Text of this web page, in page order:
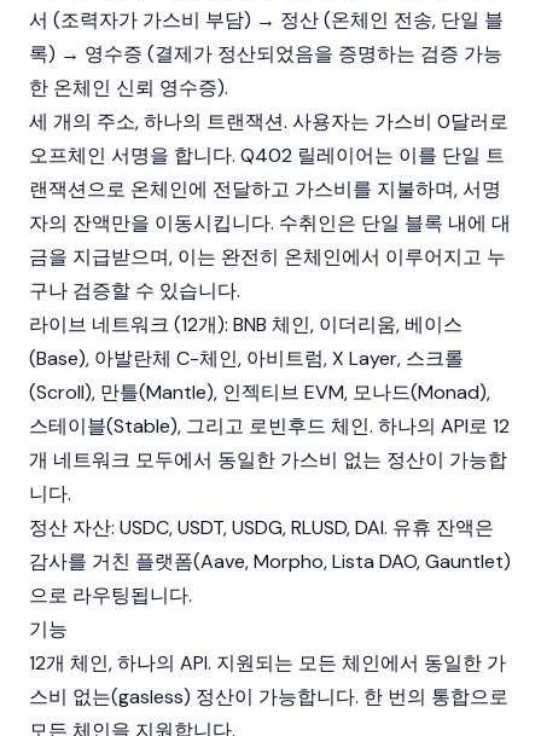
서 (조력자가 가스비 부담) → 정산 (온체인 전송, 단일 블
록) → 영수증 (결제가 정산되었음을 증명하는 검증 가능
한 온체인 신뢰 영수증).
세 개의 주소, 하나의 트랜잭션. 사용자는 가스비 0달러로
오프체인 서명을 합니다. Q402 릴레이어는 이를 단일 트
랜잭션으로 온체인에 전달하고 가스비를 지불하며, 서명
자의 잔액만을 이동시킵니다. 수취인은 단일 블록 내에 대
금을 지급받으며, 이는 완전히 온체인에서 이루어지고 누
구나 검증할 수 있습니다.
라이브 네트워크 (12개): BNB 체인, 이더리움, 베이스
(Base), 아발란체 C-체인, 아비트럼, X Layer, 스크롤
(Scroll), 만틀(Mantle), 인젝티브 EVM, 모나드(Monad),
스테이블(Stable), 그리고 로빈후드 체인. 하나의 API로 12
개 네트워크 모두에서 동일한 가스비 없는 정산이 가능합
니다.
정산 자산: USDC,USDT,USDG,RLUSD,DAI. 유휴 잔액은
감사를 거친 플랫폼(Aave, Morpho, Lista DAO, Gauntlet)
으로 라우팅됩니다.
기능
12개 체인, 하나의 API. 지원되는 모든 체인에서 동일한 가
스비 없는(gasless) 정산이 가능합니다. 한 번의 통합으로
모든 체인을 지원합니다.